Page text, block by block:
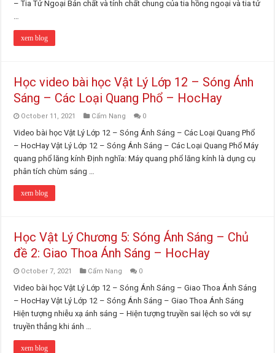
– Tia Tử Ngoại Bản chất và tính chất chung của tia hồng ngoại và tia tử
…
xem blog
Học video bài học Vật Lý Lớp 12 – Sóng Ánh
Sáng – Các Loại Quang Phổ – HocHay
October 11, 2021 Cẩm Nang 0
Video bài học Vật Lý Lớp 12 – Sóng Ánh Sáng – Các Loại Quang Phổ
– HocHay Vật Lý Lớp 12 – Sóng Ánh Sáng – Các Loại Quang Phổ Máy
quang phổ lăng kính Định nghĩa: Máy quang phổ lăng kính là dụng cụ
phân tích chùm sáng …
xem blog
Học Vật Lý Chương 5: Sóng Ánh Sáng – Chủ
đề 2: Giao Thoa Ánh Sáng – HocHay
October 7, 2021 Cẩm Nang 0
Video bài học Vật Lý Lớp 12 – Sóng Ánh Sáng – Giao Thoa Ánh Sáng
– HocHay Vật Lý Lớp 12 – Sóng Ánh Sáng – Giao Thoa Ánh Sáng
Hiện tượng nhiễu xạ ánh sáng – Hiện tượng truyền sai lệch so với sự
truyền thẳng khi ánh …
xem blog